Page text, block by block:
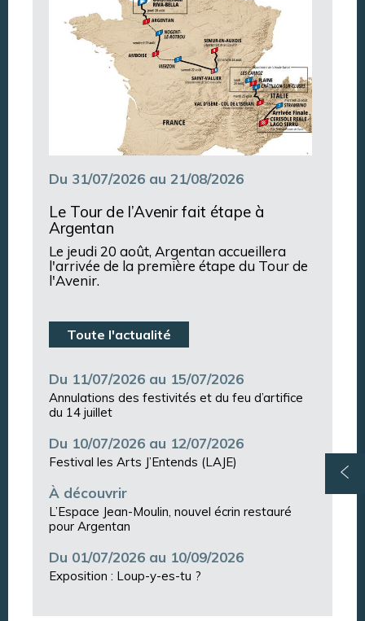
Du 31/07/2026 au 21/08/2026
Le Tour de l’Avenir fait étape à
Argentan
Le jeudi 20 août, Argentan accueillera
l'arrivée de la première étape du Tour de
l'Avenir.
Toute l'actualité
Du 11/07/2026 au 15/07/2026
Annulations des festivités et du feu d’artifice
du 14 juillet
Du 10/07/2026 au 12/07/2026
Festival les Arts J’Entends (LAJE)
À découvrir
L’Espace Jean-Moulin, nouvel écrin restauré
pour Argentan
Du 01/07/2026 au 10/09/2026
Exposition : Loup-y-es-tu ?